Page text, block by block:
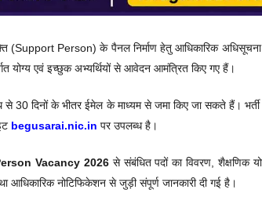
(Support Person) के पैनल निर्माण हेतु आधिकारिक अधिसूचना
योग्य एवं इच्छुक अभ्यर्थियों से आवेदन आमंत्रित किए गए हैं।
से 30 दिनों के भीतर ईमेल के माध्यम से जमा किए जा सकते हैं।
begusarai.nic.in पर उपलब्ध है।
Vacancy 2026से संबंधित पदों का विवरण, शैक्षणिक
नोटिफिकेशन से जुड़ी संपूर्ण जानकारी दी गई है।